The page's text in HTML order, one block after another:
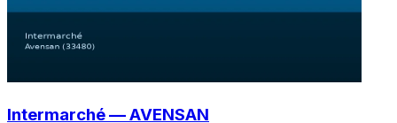
Intermarché — AVENSAN